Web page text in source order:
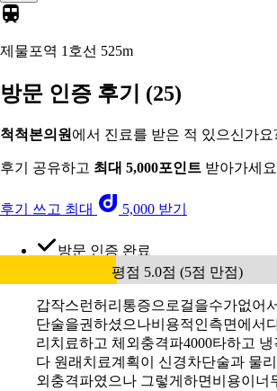
제물포역 1호선 525m
방문 인증 후기 (25)
척척본의원 에서 진료를 받은 적 있으신가요
후기 공유하고 최대 5,000포인트 받아가세
후기 쓰고 최대 5,000 받기
방문 인증 완료
평점 5.0점 (5점 만점)
갑작스런허리통증으로걸을수가없어
단술을권하셨으나비용적인측면에서
리치료하고 체외충격파4000타하고 냉
다 원래치료계획이 신경차단술과 물
외충격파였으나 그렇게하면비용이너